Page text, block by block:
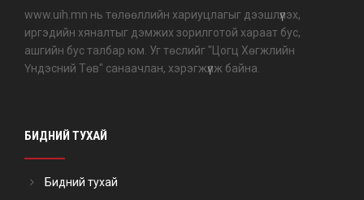
www.uih.mn нь төлөөллийн хариуцлагыг дээшлүүлэх,
иргэдийн хяналтыг дэмжих зорилготой хараат бус,
ашгийн бус талбар юм. Уг төслийг "Цогц Хөгжлийн
Үндэсний Төв" санаачлан, хэрэгжүүлж байна.
БИДНИЙ ТУХАЙ
Бидний тухай